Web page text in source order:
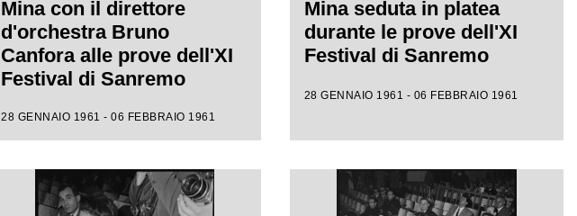
Mina con il direttore
d'orchestra Bruno
Canfora alle prove dell'XI
Festival di Sanremo
28 GENNAIO 1961 - 06 FEBBRAIO 1961
Mina seduta in platea
durante le prove dell'XI
Festival di Sanremo
28 GENNAIO 1961 - 06 FEBBRAIO 1961